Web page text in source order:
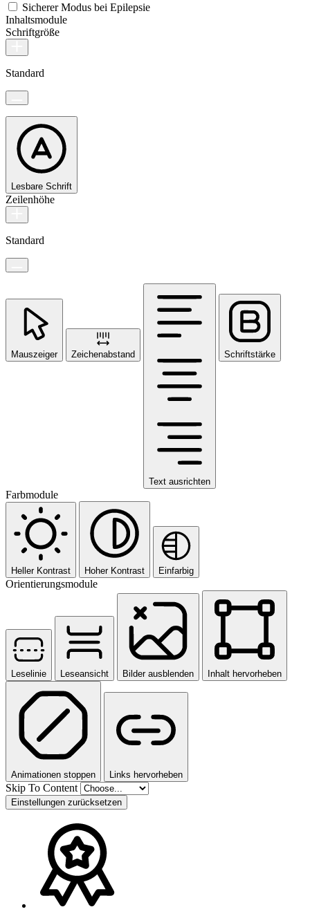
Sicherer Modus bei Epilepsie
Inhaltsmodule
Schriftgröße
Standard
Lesbare Schrift
Zeilenhöhe
Standard
Mauszeiger Zeichenabstand
Text ausrichten
Schriftstärke
Farbmodule
Heller Kontrast Hoher Kontrast Einfarbig
Orientierungsmodule
Leselinie Leseansicht Bilder ausblenden Inhalt hervorheben
Animationen stoppen Links hervorheben
Skip To Content
Einstellungen zurücksetzen